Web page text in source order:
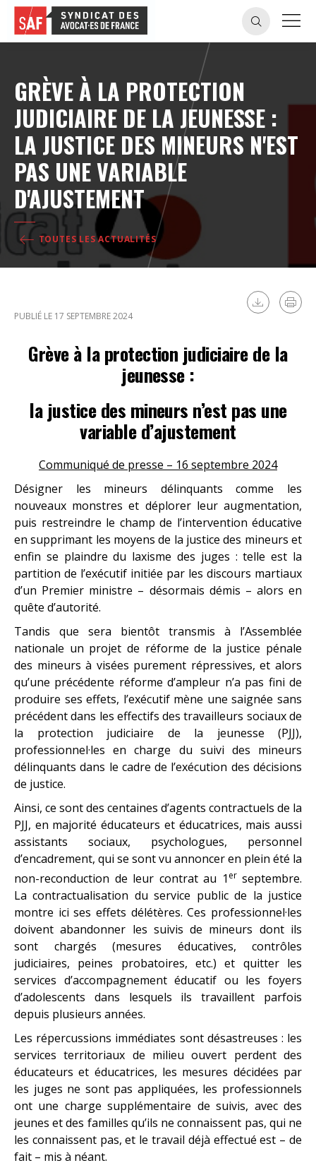
GRÈVE À LA PROTECTION
JUDICIAIRE DE LA JEUNESSE :
LA JUSTICE DES MINEURS N'EST
PAS UNE VARIABLE
D'AJUSTEMENT
TOUTES LES ACTUALITÉS
PUBLIÉ LE 17 SEPTEMBRE 2024
Grève à la protection judiciaire de la
jeunesse :
la justice des mineurs n’est pas une
variable d’ajustement
Communiqué de presse – 16 septembre 2024
Désigner les mineurs délinquants comme les
nouveaux monstres et déplorer leur augmentation,
puis restreindre le champ de l’intervention éducative
en supprimant les moyens de la justice des mineurs et
enfin se plaindre du laxisme des juges : telle est la
partition de l’exécutif initiée par les discours martiaux
d’un Premier ministre – désormais démis – alors en
quête d’autorité.
Tandis que sera bientôt transmis à l’Assemblée
nationale un projet de réforme de la justice pénale
des mineurs à visées purement répressives, et alors
qu’une précédente réforme d’ampleur n’a pas fini de
produire ses effets, l’exécutif mène une saignée sans
précédent dans les effectifs des travailleurs sociaux de
la protection judiciaire de la jeunesse (PJJ),
professionnel·les en charge du suivi des mineurs
délinquants dans le cadre de l’exécution des décisions
de justice.
Ainsi, ce sont des centaines d’agents contractuels de la
PJJ, en majorité éducateurs et éducatrices, mais aussi
assistants sociaux, psychologues, personnel
d’encadrement, qui se sont vu annoncer en plein été la
non-reconduction de leur contrat au 1 erseptembre.
La contractualisation du service public de la justice
montre ici ses effets délétères. Ces professionnel·les
doivent abandonner les suivis de mineurs dont ils
sont chargés (mesures éducatives, contrôles
judiciaires, peines probatoires, etc.) et quitter les
services d’accompagnement éducatif ou les foyers
d’adolescents dans lesquels ils travaillent parfois
depuis plusieurs années.
Les répercussions immédiates sont désastreuses : les
services territoriaux de milieu ouvert perdent des
éducateurs et éducatrices, les mesures décidées par
les juges ne sont pas appliquées, les professionnels
ont une charge supplémentaire de suivis, avec des
jeunes et des familles qu’ils ne connaissent pas, qui ne
les connaissent pas, et le travail déjà effectué est – de
fait – mis à néant.